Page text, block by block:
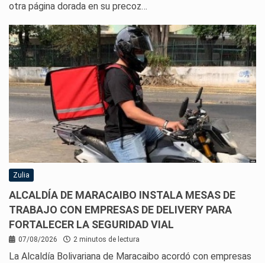
otra página dorada en su precoz…
Zulia
ALCALDÍA DE MARACAIBO INSTALA MESAS DE
TRABAJO CON EMPRESAS DE DELIVERY PARA
FORTALECER LA SEGURIDAD VIAL
07/08/2026 2 minutos de lectura
La Alcaldía Bolivariana de Maracaibo acordó con empresas